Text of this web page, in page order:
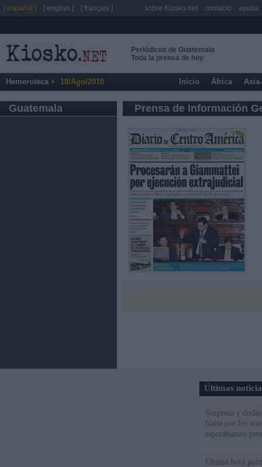
Periódicos de Guatemala
Toda la prensa de hoy
Hemeroteca 18/Ago/2010 Inicio África
Guatemala Prensa de Información
Últimas
Sorpresa y
Italia por los
esperábamos
Última hora
[ español ] [ english ] [ français ] sobre Kiosko.net contacto ayuda